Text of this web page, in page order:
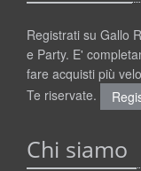
Registrati su Gallo
e Party. E'
fare acquisti più
Te riservate.
Chi siamo